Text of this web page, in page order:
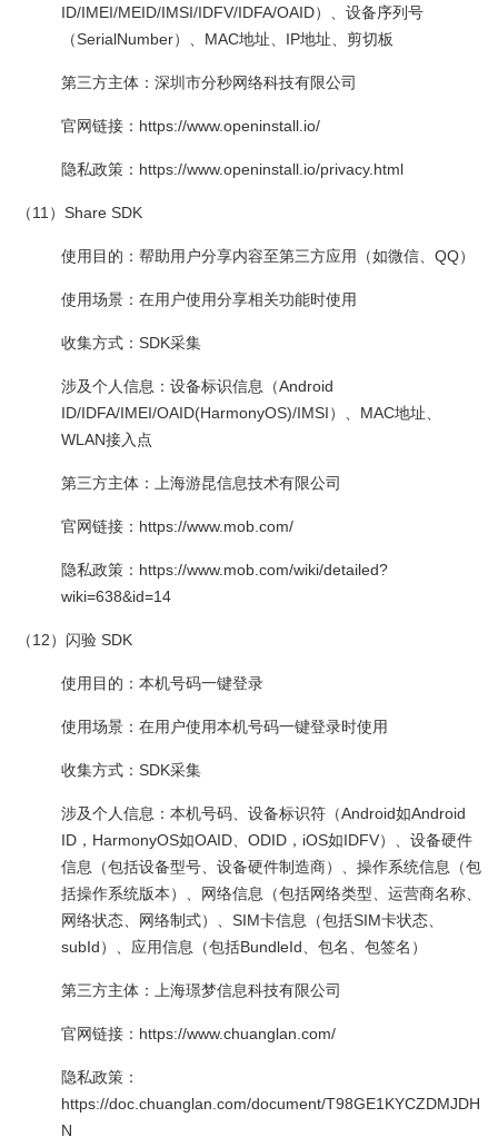
ID/IMEI/MEID/IMSI/IDFV/IDFA/OAID）、设备序列号
（SerialNumber）、MAC地址、IP地址、剪切板
第三方主体：深圳市分秒网络科技有限公司
官网链接：https://www.openinstall.io/
隐私政策：https://www.openinstall.io/privacy.html
（11）Share SDK
使用目的：帮助用户分享内容至第三方应用（如微信、QQ）
使用场景：在用户使用分享相关功能时使用
收集方式：SDK采集
涉及个人信息：设备标识信息（Android
ID/IDFA/IMEI/OAID(HarmonyOS)/IMSI）、MAC地址、
WLAN接入点
第三方主体：上海游昆信息技术有限公司
官网链接：https://www.mob.com/
隐私政策：https://www.mob.com/wiki/detailed?
wiki=638&id=14
（12）闪验 SDK
使用目的：本机号码一键登录
使用场景：在用户使用本机号码一键登录时使用
收集方式：SDK采集
涉及个人信息：本机号码、设备标识符（Android如Android
ID，HarmonyOS如OAID、ODID，iOS如IDFV）、设备硬件
信息（包括设备型号、设备硬件制造商）、操作系统信息（包
括操作系统版本）、网络信息（包括网络类型、运营商名称、
网络状态、网络制式）、SIM卡信息（包括SIM卡状态、
subId）、应用信息（包括BundleId、包名、包签名）
第三方主体：上海璟梦信息科技有限公司
官网链接：https://www.chuanglan.com/
隐私政策：
https://doc.chuanglan.com/document/T98GE1KYCZDMJDH
N